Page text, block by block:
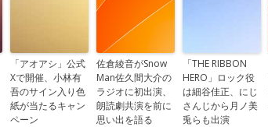
「アオアシ」公式
Xで開催、小林有
吾のサイン入り色
紙が当たるキャン
ペーン
佐倉綾音がSnow
Man佐久間大介の
ラジオに初出演、
朗読劇共演を前に
思い出を語る
「THE RIBBON
HERO」ロック役
は細谷佳正、にじ
さんじから月ノ美
兎らも出演